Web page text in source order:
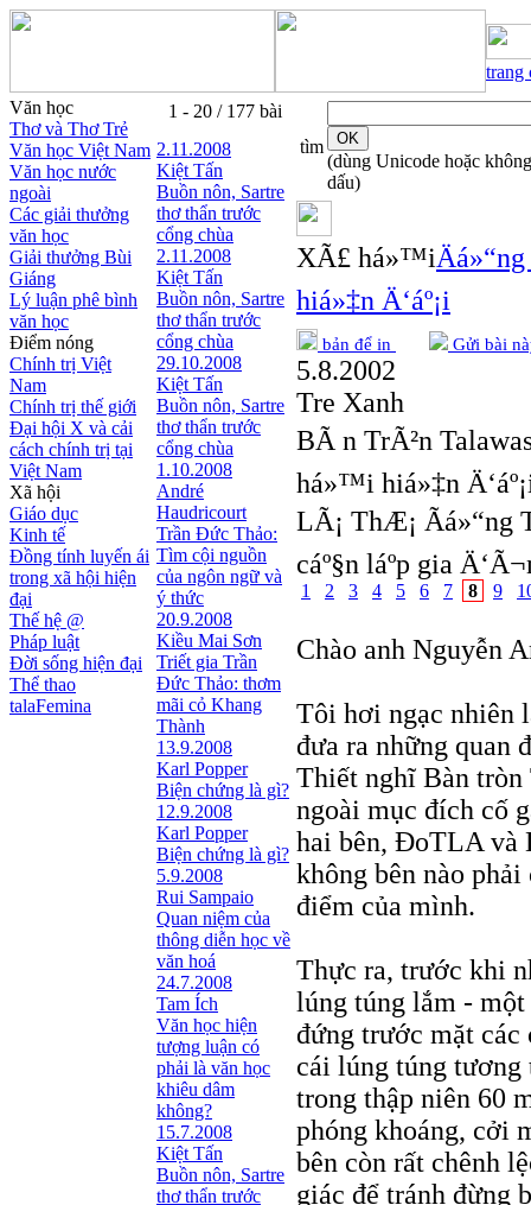
trang
Văn học
Thơ và Thơ Trẻ
Văn học Việt Nam
Văn học nước
ngoài
Các giải thưởng
văn học
Giải thưởng Bùi
Giáng
Lý luận phê bình
văn học
Điểm nóng
Chính trị Việt
Nam
Chính trị thế giới
Đại hội X và cải
cách chính trị tại
Việt Nam
Xã hội
Giáo dục
Kinh tế
Đồng tính luyến ái
trong xã hội hiện
đại
Thế hệ @
Pháp luật
Đời sống hiện đại
Thể thao
talaFemina
1 - 20 / 177 bài
2.11.2008
Kiệt Tấn
Buồn nôn, Sartre
thơ thẩn trước
cổng chùa
2.11.2008
Kiệt Tấn
Buồn nôn, Sartre
thơ thẩn trước
cổng chùa
29.10.2008
Kiệt Tấn
Buồn nôn, Sartre
thơ thẩn trước
cổng chùa
1.10.2008
André
Haudricourt
Trần Đức Thảo:
Tìm cội nguồn
của ngôn ngữ và
ý thức
20.9.2008
Kiều Mai Sơn
Triết gia Trần
Ðức Thảo: thơm
mãi cỏ Khang
Thành
13.9.2008
Karl Popper
Biện chứng là gì?
12.9.2008
Karl Popper
Biện chứng là gì?
5.9.2008
Rui Sampaio
Quan niệm của
thông diễn học về
văn hoá
24.7.2008
Tam Ích
Văn học hiện
tượng luận có
phải là văn học
khiêu dâm
không?
15.7.2008
Kiệt Tấn
Buồn nôn, Sartre
thơ thẩn trước
tìm
(dùng Unicode hoặc không
dấu)
XÃ£ há»™i
hiá»‡n Ä‘áº¡i
bản để in Gửi bài
5.8.2002
Tre Xanh
BÃ n TrÃ²n
há»™i hiá»‡n
LÃ¡ ThÆ¡ Ãá»“ng
cáº§n láº­p gia
1 2 3 4 5 6 7 8 9
Chào anh Nguyễn
Tôi hơi ngạc nhiên
đưa ra những quan
Thiết nghĩ Bàn
ngoài mục đích cố
hai bên, ÐoTLA và
không bên nào
điểm của mình.
Thực ra, trước khi
lúng túng lắm -
đứng trước mặt
cái lúng túng tương
trong thập niên 60
phóng khoáng, cởi
bên còn rất chênh
giác để tránh đừng